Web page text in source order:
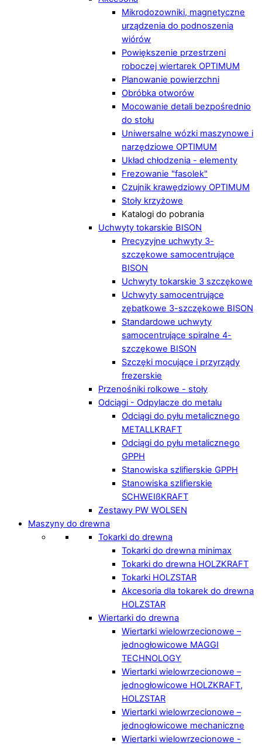
Mikrodozowniki, magnetyczne
urządzenia do podnoszenia
wiórów
Powiększenie przestrzeni
roboczej wiertarek OPTIMUM
Planowanie powierzchni
Obróbka otworów
Mocowanie detali bezpośrednio
do stołu
Uniwersalne wózki maszynowe i
narzędziowe OPTIMUM
Układ chłodzenia - elementy
Frezowanie "fasolek"
Czujnik krawędziowy OPTIMUM
Stoły krzyżowe
Katalogi do pobrania
Uchwyty tokarskie BISON
Precyzyjne uchwyty 3-
szczękowe samocentrujące
BISON
Uchwyty tokarskie 3 szczękowe
Uchwyty samocentrujące
zębatkowe 3-szczękowe BISON
Standardowe uchwyty
samocentrujące spiralne 4-
szczękowe BISON
Szczęki mocujące i przyrządy
frezerskie
Przenośniki rolkowe - stoły
Odciągi - Odpylacze do metalu
Odciągi do pyłu metalicznego
METALLKRAFT
Odciągi do pyłu metalicznego
GPPH
Stanowiska szlifierskie GPPH
Stanowiska szlifierskie
SCHWEIßKRAFT
Zestawy PW WOLSEN
Maszyny do drewna
Tokarki do drewna
Tokarki do drewna minimax
Tokarki do drewna HOLZKRAFT
Tokarki HOLZSTAR
Akcesoria dla tokarek do drewna
HOLZSTAR
Wiertarki do drewna
Wiertarki wielowrzecionowe –
jednogłowicowe MAGGI
TECHNOLOGY
Wiertarki wielowrzecionowe –
jednogłowicowe HOLZKRAFT,
HOLZSTAR
Wiertarki wielowrzecionowe –
jednogłowicowe mechaniczne
Wiertarki wielowrzecionowe -